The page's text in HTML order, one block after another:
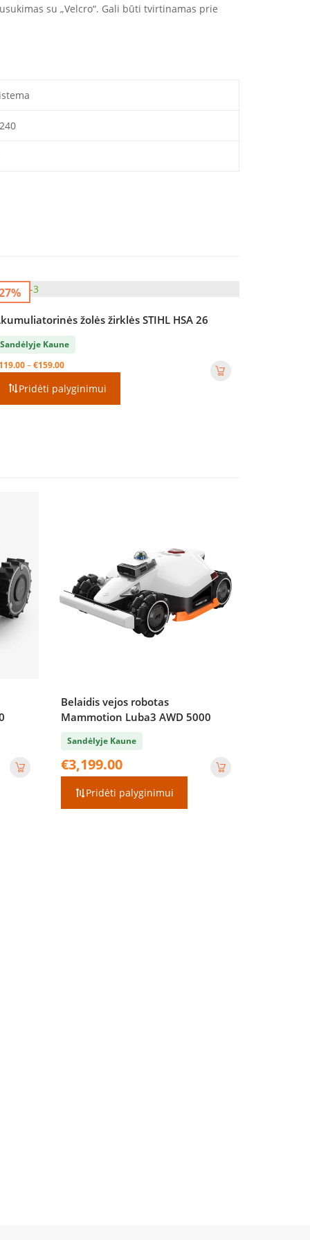
su „Velcro“. Gali būti tvirtinamas prie
žolės žirklės STIHL HSA 26
Sandėlyje Kaune
119.00–€159.00Price
€119.00
through
Pridėti palyginimui
Belaidis vejos robotas
Mammotion Luba3 AWD 5000
Sandėlyje Kaune
€3,199.00
Pridėti palyginimui